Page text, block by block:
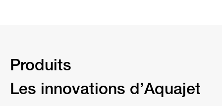
Produits
Les innovations d’Aquajet